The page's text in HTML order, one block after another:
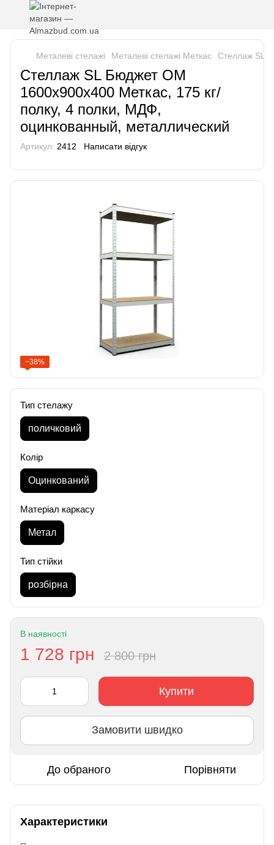
Металеві стелажі Металеві стелажі Меткас Стеллаж SL
Стеллаж SL Бюджет ОМ
1600х900х400 Меткас, 175 кг/
полку, 4 полки, МДФ,
оцинкованный, металлический
Артикул: 2412 Написати відгук
−38%
Тип стелажу
поличковий
Колір
Оцинкований
Матеріал каркасу
Метал
Тип стійки
розбірна
В наявності
1 728 грн 2 800 грн
Купити
Замовити швидко
До обраного Порівняти
Характеристики